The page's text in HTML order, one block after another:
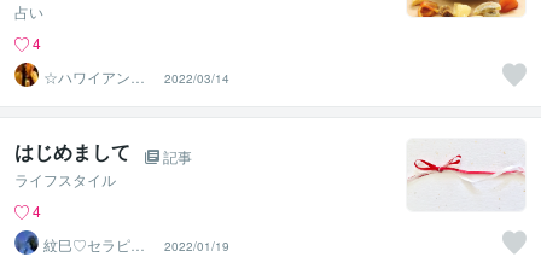
占い
4
☆ハワイアンス
ピリチュル☆～
ハナイノウエ
2022/03/14
はじめまして
記事
ライフスタイル
4
紋巳♡セラピス
2022/01/19